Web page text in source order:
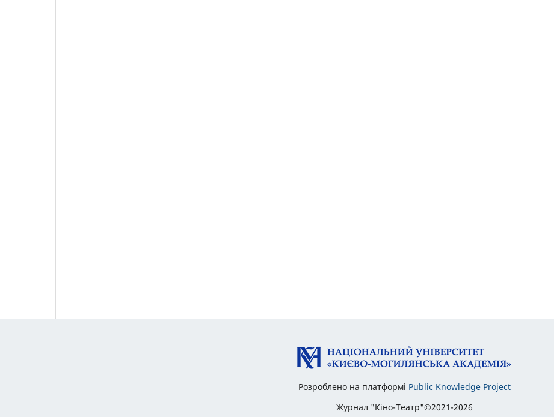
Розроблено на платформі Public Knowledge Project
Журнал "Кіно-Театр"©2021-2026